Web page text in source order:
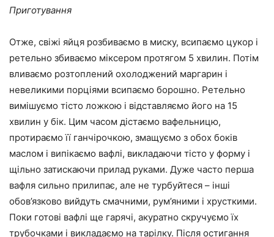
Приготування
Отже, свіжі яйця розбиваємо в миску, всипаємо цукор і
ретельно збиваємо міксером протягом 5 хвилин. Потім
вливаємо розтоплений охолоджений маргарин і
невеликими порціями всипаємо борошно. Ретельно
вимішуємо тісто ложкою і відставляємо його на 15
хвилин у бік. Цим часом дістаємо вафельницю,
протираємо її ганчірочкою, змащуємо з обох боків
маслом і випікаємо вафлі, викладаючи тісто у форму і
щільно затискаючи прилад руками. Дуже часто перша
вафля сильно прилипає, але не турбуйтеся – інші
обов’язково вийдуть смачними, рум’яними і хрусткими.
Поки готові вафлі ще гарячі, акуратно скручуємо їх
трубочками і викладаємо на тарілку. Після остигання